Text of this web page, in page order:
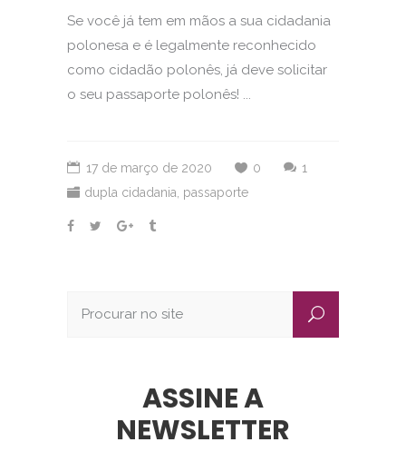
Se você já tem em mãos a sua cidadania
polonesa e é legalmente reconhecido
como cidadão polonês, já deve solicitar
o seu passaporte polonês! ...
17 de março de 2020 0
1
dupla cidadania passaporte
ASSINE A
NEWSLETTER